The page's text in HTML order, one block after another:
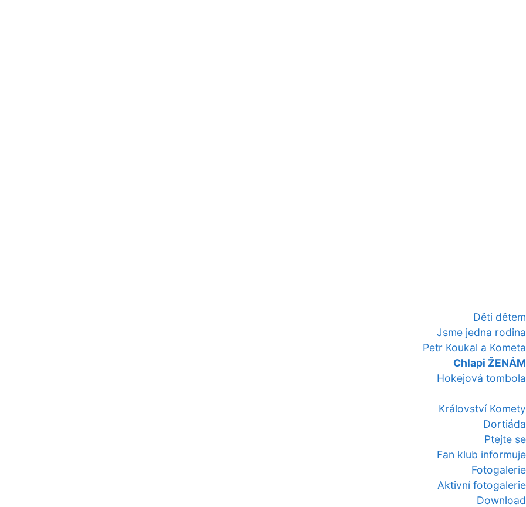
Děti dětem
Jsme jedna rodina
Petr Koukal a Kometa
Chlapi ŽENÁM
Hokejová tombola
Království Komety
Dortiáda
Ptejte se
Fan klub informuje
Fotogalerie
Aktivní fotogalerie
Download